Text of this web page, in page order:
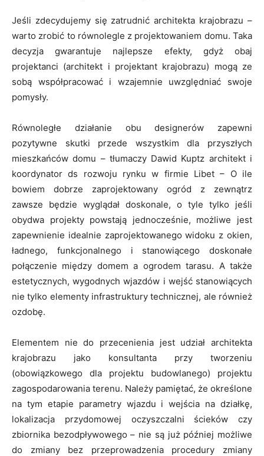
Jeśli zdecydujemy się zatrudnić architekta krajobrazu –
warto zrobić to równolegle z projektowaniem domu. Taka
decyzja gwarantuje najlepsze efekty, gdyż obaj
projektanci (architekt i projektant krajobrazu) mogą ze
sobą współpracować i wzajemnie uwzględniać swoje
pomysły.
Równoległe działanie obu designerów zapewni
pozytywne skutki przede wszystkim dla przyszłych
mieszkańców domu – tłumaczy Dawid Kuptz architekt i
koordynator ds rozwoju rynku w firmie Libet – O ile
bowiem dobrze zaprojektowany ogród z zewnątrz
zawsze będzie wyglądał doskonale, o tyle tylko jeśli
obydwa projekty powstają jednocześnie, możliwe jest
zapewnienie idealnie zaprojektowanego widoku z okien,
ładnego, funkcjonalnego i stanowiącego doskonałe
połączenie między domem a ogrodem tarasu. A także
estetycznych, wygodnych wjazdów i wejść stanowiących
nie tylko elementy infrastruktury technicznej, ale również
ozdobę.
Elementem nie do przecenienia jest udział architekta
krajobrazu jako konsultanta przy tworzeniu
(obowiązkowego dla projektu budowlanego) projektu
zagospodarowania terenu. Należy pamiętać, że określone
na tym etapie parametry wjazdu i wejścia na działkę,
lokalizacja przydomowej oczyszczalni ścieków czy
zbiornika bezodpływowego – nie są już później możliwe
do zmiany bez przeprowadzenia procedury zmiany